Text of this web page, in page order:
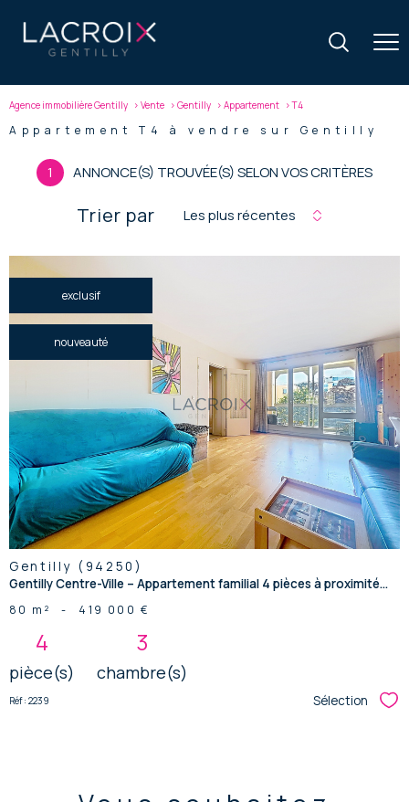
Agence immobilière Gentilly Vente Gentilly Appartement T4
Appartement T4 à vendre sur Gentilly
1 ANNONCE(S) TROUVÉE(S) SELON VOS CRITÈRES
Trier par Les plus récentes
exclusif
nouveauté
voir le
bien
Gentilly (94250)
Gentilly Centre-Ville – Appartement familial 4 pièces à proximité...
80 m² - 419 000 €
4
pièce(s)
3
chambre(s)
Réf : 2239 Sélection